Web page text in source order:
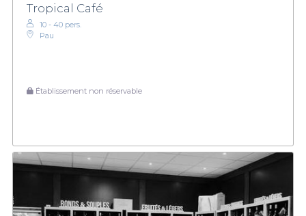
Tropical Café
10 - 40 pers.
Pau
Établissement non réservable